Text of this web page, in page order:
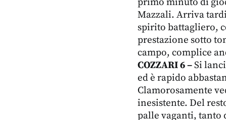
Mazzali. Arriva
spirito battagliero,
prestazione sotto
campo, complice
COZZARI 6 –Si
ed è rapido
Clamorosamente
inesistente. Del
palle vaganti, tanto